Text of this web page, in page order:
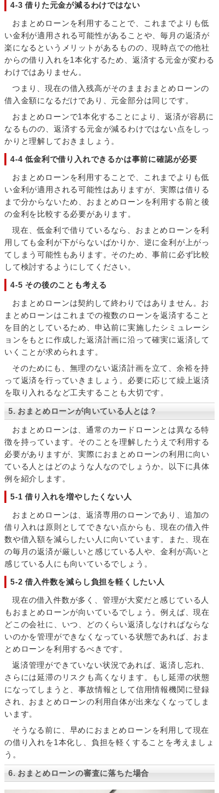
4-3 借りた元金が減るわけではない
おまとめローンを利用することで、これまでよりも低
い金利が適用される可能性があることや、毎月の返済が
楽になるというメリットがあるものの、現時点での他社
からの借り入れを1本化するため、返済する元金が変わる
わけではありません。
つまり、現在の借入残高がそのままおまとめローンの
借入金額になるだけであり、元金部分は同じです。
おまとめローンで1本化することにより、返済が容易に
なるものの、返済する元金が減るわけではない点をしっ
かりと理解しておきましょう。
4-4 低金利で借り入れできるかは事前に確認が必要
おまとめローンを利用することで、これまでよりも低
い金利が適用される可能性はありますが、実際は借りる
まで分からないため、おまとめローンを利用する前と後
の金利を比較する必要があります。
現在、低金利で借りているなら、おまとめローンを利
用しても金利が下がらないばかりか、逆に金利が上がっ
てしまう可能性もあります。そのため、事前に必ず比較
して検討するようにしてください。
4-5 その後のことも考える
おまとめローンは契約して終わりではありません。お
まとめローンはこれまでの複数のローンを返済すること
を目的としているため、申込前に実施したシミュレーシ
ョンをもとに作成した返済計画に沿って確実に返済して
いくことが求められます。
そのためにも、無理のない返済計画を立て、余裕を持
って返済を行っていきましょう。必要に応じて繰上返済
を取り入れるなど工夫することも大切です。
5. おまとめローンが向いている人とは？
おまとめローンは、通常のカードローンとは異なる特
徴を持っています。そのことを理解したうえで利用する
必要がありますが、実際におまとめローンの利用に向い
ている人とはどのような人なのでしょうか。以下に具体
例を紹介します。
5-1 借り入れを増やしたくない人
おまとめローンは、返済専用のローンであり、追加の
借り入れは原則としてできない点からも、現在の借入件
数や借入額を減らしたい人に向いています。また、現在
の毎月の返済が厳しいと感じている人や、金利が高いと
感じている人にも向いているでしょう。
5-2 借入件数を減らし負担を軽くしたい人
現在の借入件数が多く、管理が大変だと感じている人
もおまとめローンが向いているでしょう。例えば、現在
どこの会社に、いつ、どのくらい返済しなければならな
いのかを管理ができなくなっている状態であれば、おま
とめローンを利用するべきです。
返済管理ができていない状況であれば、返済し忘れ、
さらには延滞のリスクも高くなります。もし延滞の状態
になってしまうと、事故情報として信用情報機関に登録
され、おまとめローンの利用自体が出来なくなってしま
います。
そうなる前に、早めにおまとめローンを利用して現在
の借り入れを1本化し、負担を軽くすることを考えましょ
う。
6. おまとめローンの審査に落ちた場合